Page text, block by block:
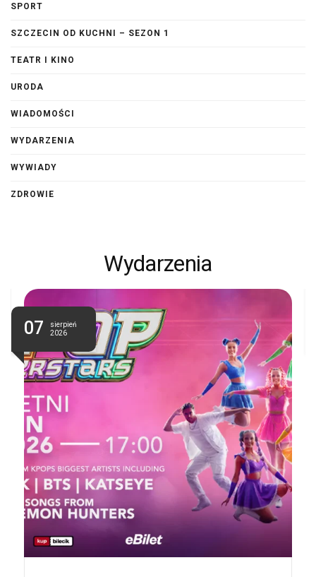
SPORT
SZCZECIN OD KUCHNI – SEZON 1
TEATR I KINO
URODA
WIADOMOŚCI
WYDARZENIA
WYWIADY
ZDROWIE
Wydarzenia
07
sierpień
2026